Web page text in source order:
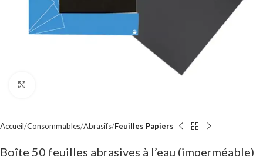
Accueil Consommables Abrasifs Feuilles Papiers
Boîte 50 feuilles abrasives à l’eau (imperméable)